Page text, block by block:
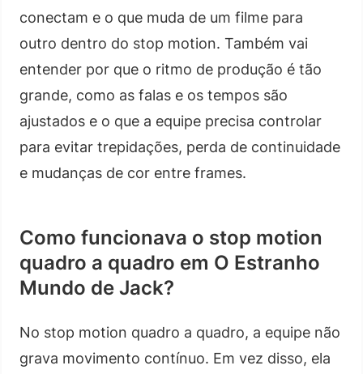
conectam e o que muda de um filme para
outro dentro do stop motion. Também vai
entender por que o ritmo de produção é tão
grande, como as falas e os tempos são
ajustados e o que a equipe precisa controlar
para evitar trepidações, perda de continuidade
e mudanças de cor entre frames.
Como funcionava o stop motion
quadro a quadro em O Estranho
Mundo de Jack?
No stop motion quadro a quadro, a equipe não
grava movimento contínuo. Em vez disso, ela